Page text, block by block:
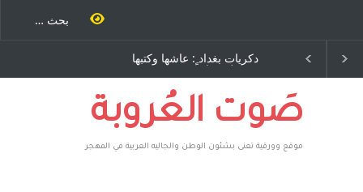
دكريات بغداد ٍ: عاشها وكتبها
:وليد رباح – نيوجرسي –
الولايات المتحدة الامريكية
طاحنة كتب
يوسف يقهر
، فأعطوه
وهم صاغرون،صَوت العُروبة
موقع وورقية تعنى بشئون الوطن والجاليه العربية في المهجر